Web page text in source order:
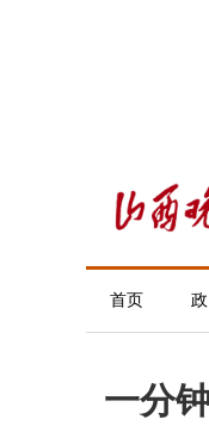
首页
一分